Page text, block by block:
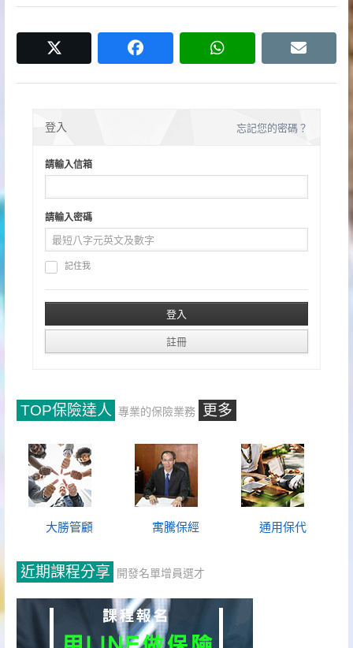
覽
facebook whatsapp email
登入 忘記您的密碼？
請輸入信箱
請輸入密碼
記住我
TOP保險達人 專業的保險業務 更多
大勝管顧 寓騰保經 通用保代
近期課程分享 開發名單增員選才